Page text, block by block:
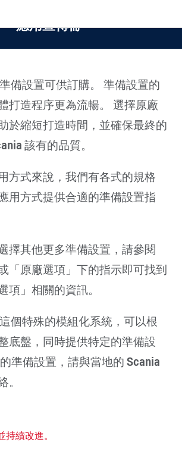
應用宣傳冊
備設置可供訂購。 準備設置的
打造程序更為流暢。 選擇原廠
於縮短打造時間，並確保最終的
該有的品質。
方式來說，我們有各式的規格
用方式提供合適的準備設置指
擇其他更多準備設置，請參閱
「原廠選項」下的指示即可找到
項」相關的資訊。
個特殊的模組化系統，可以根
底盤，同時提供特定的準備設
準備設置，請與當地的 Scania
。
續改進。